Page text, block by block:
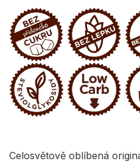
Celosvětově oblíbená